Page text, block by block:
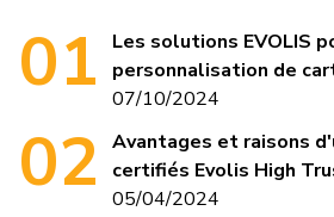
Les solutions EVOLIS
personnalisation de
07/10/2024
Avantages et raisons
certifiés Evolis High
05/04/2024